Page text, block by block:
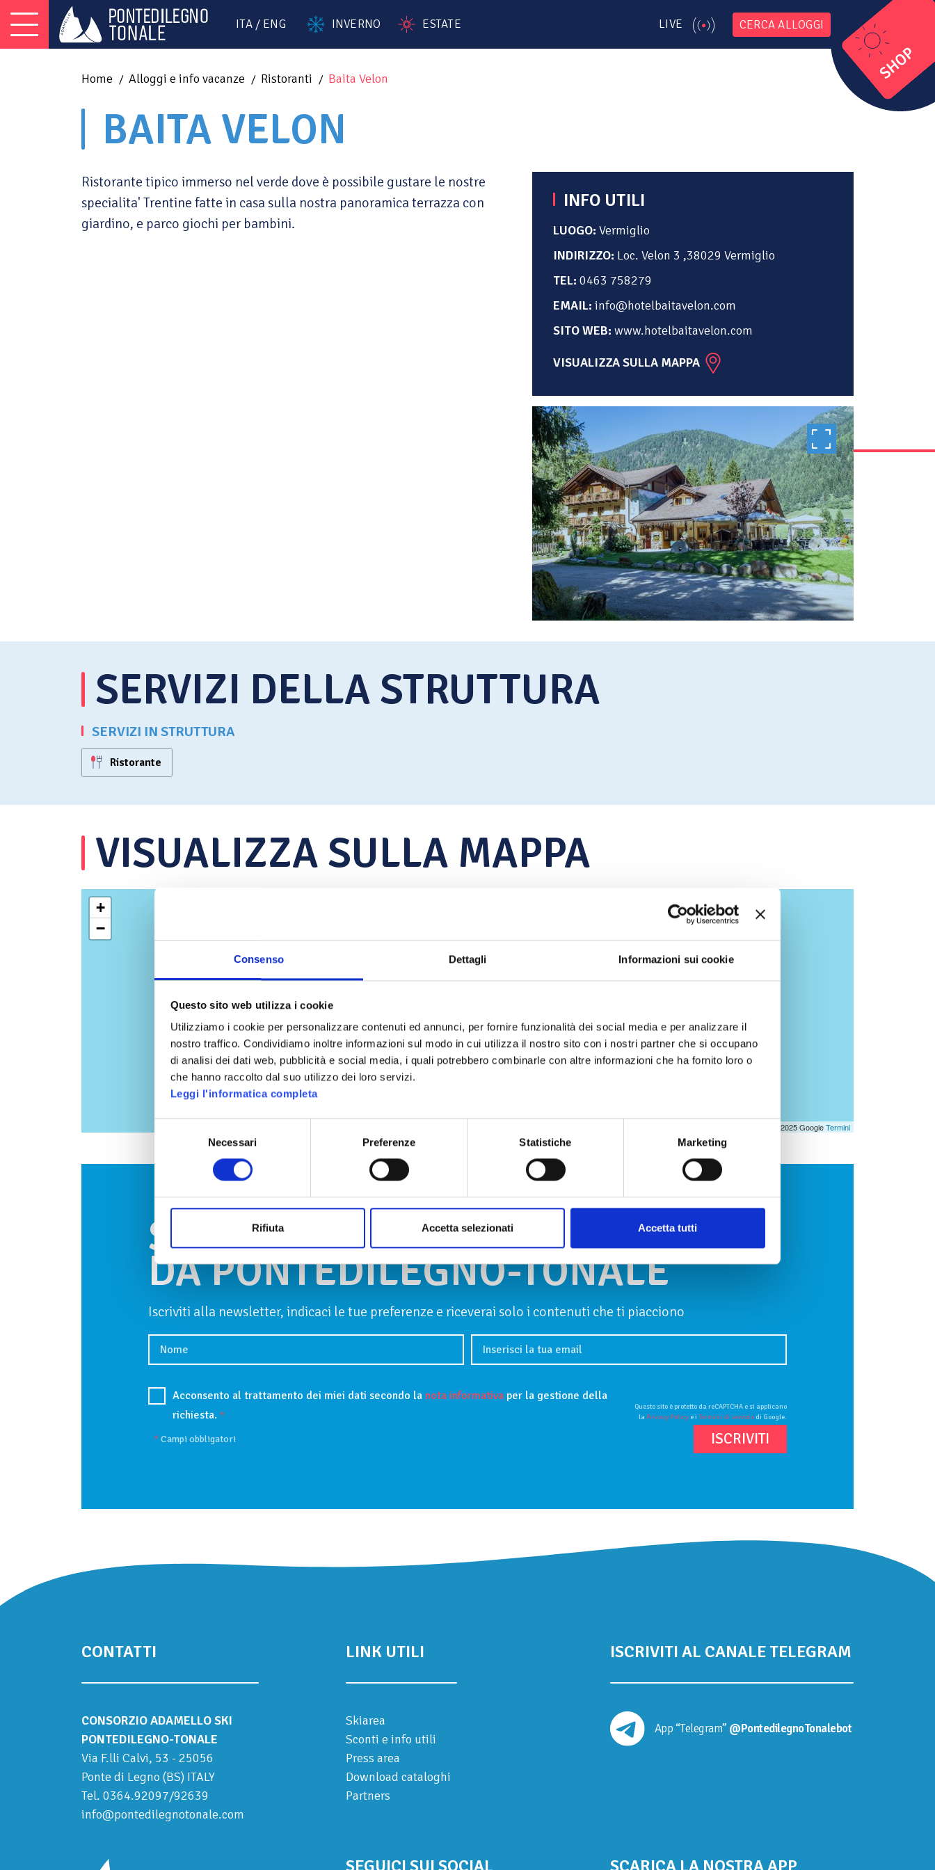
Consenso Dettagli Informazioni sui cookie
Questo sito web utilizza i cookie
Utilizziamo i cookie per personalizzare contenuti ed annunci, per fornire funzionalità dei social media e per analizzare il
nostro traffico. Condividiamo inoltre informazioni sul modo in cui utilizza il nostro sito con i nostri partner che si occupano
di analisi dei dati web, pubblicità e social media, i quali potrebbero combinarle con altre informazioni che ha fornito loro o
che hanno raccolto dal suo utilizzo dei loro servizi.
Leggi l'informatica completa
Necessari Preferenze Statistiche Marketing
Rifiuta Accetta selezionati Accetta tutti
ITA ENG INVERNO ESTATE LIVE
CERCA ALLOGGI
Home Alloggi e info vacanze Ristoranti Baita Velon
BAITA VELON
INFO UTILI
LUOGO: Vermiglio
INDIRIZZO: Loc. Velon 3 ,38029 Vermiglio
TEL: 0463 758279
EMAIL: info@hotelbaitavelon.com
SITO WEB: www.hotelbaitavelon.com
VISUALIZZA SULLA MAPPA
Ristorante tipico immerso nel verde dove è possibile gustare le nostre
specialita' Trentine fatte in casa sulla nostra panoramica terrazza con
giardino, e parco giochi per bambini.
SERVIZI DELLA STRUTTURA
SERVIZI IN STRUTTURA
Ristorante
VISUALIZZA SULLA MAPPA
+
−
| Dati mappa © 2025 GoogleTermini
SEMPRE INFORMATO SUL MEGLIO
DA PONTEDILEGNO-TONALE
Iscriviti alla newsletter, indicaci le tue preferenze e riceverai solo i contenuti che ti piacciono
Acconsento al trattamento dei miei dati secondo la nota informativa per la gestione della
richiesta. *
*Campi obbligatori
Questo sito è protetto da reCAPTCHA e si applicano
la Privacy Policy e i Termini di servizio di Google.
CONTATTI
CONSORZIO ADAMELLO SKI
PONTEDILEGNO-TONALE
Via F.lli Calvi, 53 - 25056
Ponte di Legno (BS) ITALY
Tel. 0364.92097/92639
info@pontedilegnotonale.com
LINK UTILI
Skiarea
Sconti e info utili
Press area
Download cataloghi
Partners
ISCRIVITI AL CANALE TELEGRAM
App “Telegram” @PontedilegnoTonalebot